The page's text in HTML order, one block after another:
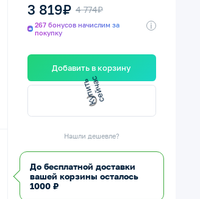
3 819₽ 4 774₽
267 бонусов начислим за
покупку
i
Добавить в корзину
К
у
п
и
т
ь
с
е
й
ч
ас
Нашли дешевле?
До бесплатной доставки
вашей корзины осталось
1000 ₽